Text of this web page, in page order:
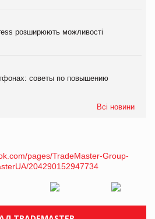
розширюють можливості
советы по повышению
Всі новини